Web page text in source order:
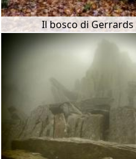
Il bosco di Gerrards